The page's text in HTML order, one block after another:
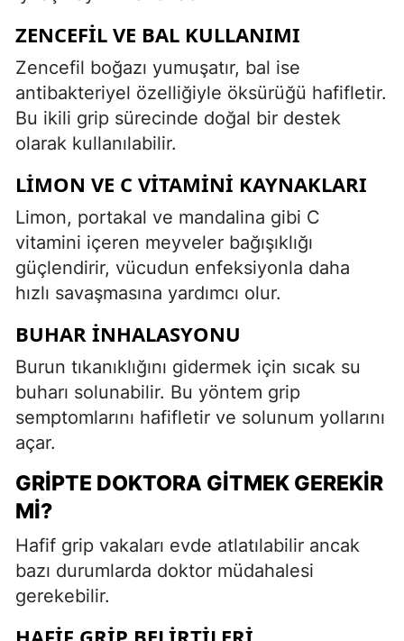
ZENCEFIL VE BAL KULLANIMI
Zencefil boğazı yumuşatır, bal ise
antibakteriyel özelliğiyle öksürüğü hafifletir.
Bu ikili grip sürecinde doğal bir destek
olarak kullanılabilir.
LIMON VE C VITAMINI KAYNAKLARI
Limon, portakal ve mandalina gibi C
vitamini içeren meyveler bağışıklığı
güçlendirir, vücudun enfeksiyonla daha
hızlı savaşmasına yardımcı olur.
BUHAR İNHALASYONU
Burun tıkanıklığını gidermek için sıcak su
buharı solunabilir. Bu yöntem grip
semptomlarını hafifletir ve solunum yollarını
açar.
GRIPTE DOKTORA GITMEK GEREKIR
MI?
Hafif grip vakaları evde atlatılabilir ancak
bazı durumlarda doktor müdahalesi
gerekebilir.